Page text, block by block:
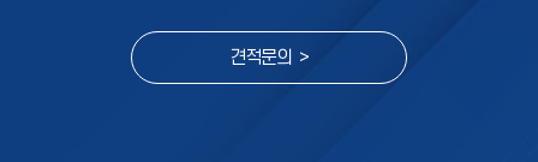
견적문의 >